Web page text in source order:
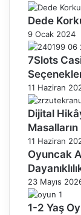
Dede
9 Ocak 2024
7Slots
11 Haziran
Dijital
11 Haziran
Oyuncak
23 Mayıs
1-2 Yaş